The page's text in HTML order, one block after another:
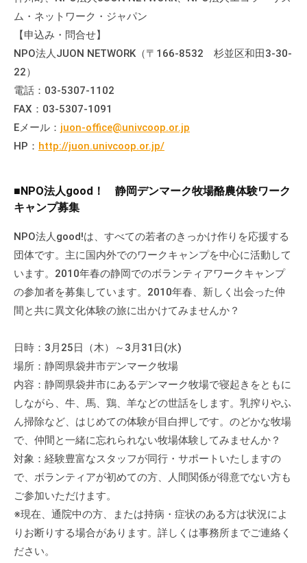
ム・ネットワーク・ジャパン
【申込み・問合せ】
NPO法人JUON NETWORK（〒166-8532 杉並区和田3-30-
22）
電話：03-5307-1102
FAX：03-5307-1091
Eメール： juon-office@univcoop.or.jp
HP： http://juon.univcoop.or.jp/
■NPO法人good！ 静岡デンマーク牧場酪農体験ワーク
キャンプ募集
NPO法人good!は、すべての若者のきっかけ作りを応援する
団体です。主に国内外でのワークキャンプを中心に活動して
います。2010年春の静岡でのボランティアワークキャンプ
の参加者を募集しています。2010年春、新しく出会った仲
間と共に異文化体験の旅に出かけてみませんか？
日時：3月25日（木）～3月31日(水)
場所：静岡県袋井市デンマーク牧場
内容：静岡県袋井市にあるデンマーク牧場で寝起きをともに
しながら、牛、馬、鶏、羊などの世話をします。乳搾りやふ
ん掃除など、はじめての体験が目白押しです。のどかな牧場
で、仲間と一緒に忘れられない牧場体験してみませんか？
対象：経験豊富なスタッフが同行・サポートいたしますの
で、ボランティアが初めての方、人間関係が得意でない方も
ご参加いただけます。
※現在、通院中の方、または持病・症状のある方は状況によ
りお断りする場合があります。詳しくは事務所までご連絡く
ださい。